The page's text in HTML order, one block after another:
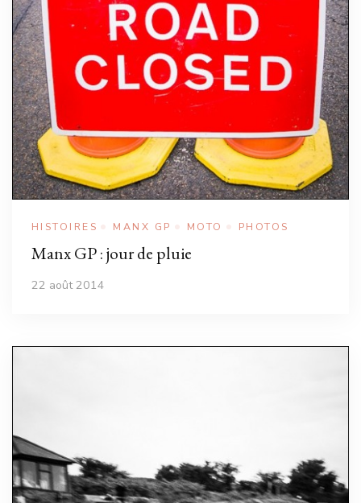
HISTOIRES MANX GP MOTO PHOTOS
Manx GP : jour de pluie
22 août 2014